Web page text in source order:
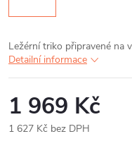
Ležérní triko připravené na
Detailní informace
1 969 Kč
1 627 Kč bez DPH